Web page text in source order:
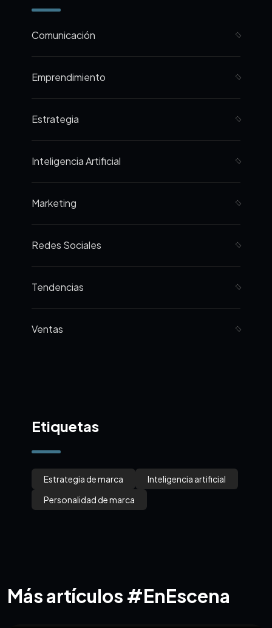
Comunicación
Emprendimiento
Estrategia
Inteligencia Artificial
Marketing
Redes Sociales
Tendencias
Ventas
Etiquetas
Estrategia de marca
Inteligencia artificial
Personalidad de marca
Más artículos #EnEscena